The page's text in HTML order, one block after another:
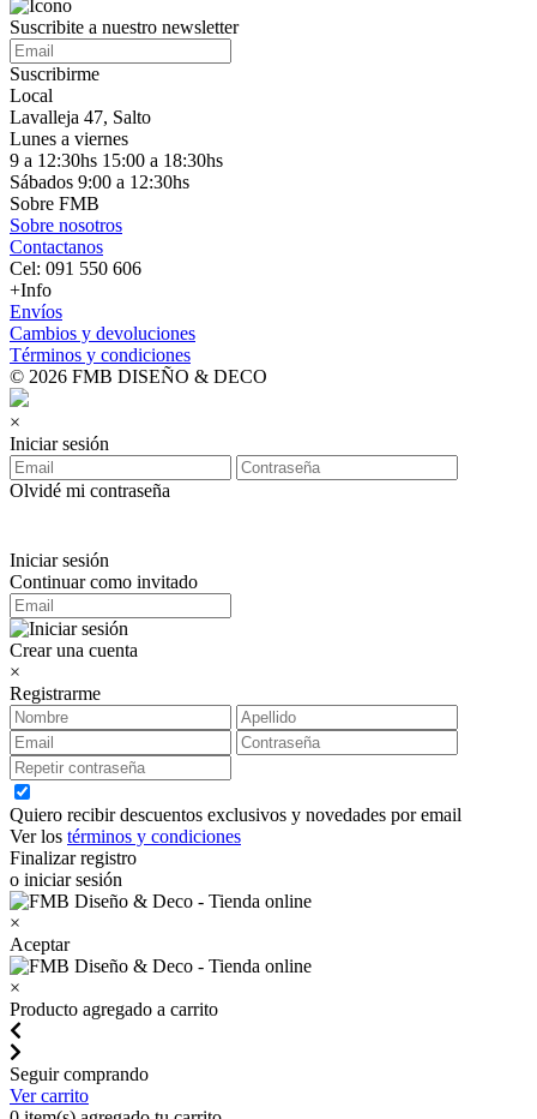
Suscribite a nuestro newsletter
Suscribirme
Local
Lavalleja 47, Salto
Lunes a viernes
9 a 12:30hs 15:00 a 18:30hs
Sábados 9:00 a 12:30hs
Sobre FMB
Sobre nosotros
Contactanos
Cel: 091 550 606
+Info
Envíos
Cambios y devoluciones
Términos y condiciones
© 2026 FMB DISEÑO & DECO
×
Iniciar sesión
Olvidé mi contraseña
Iniciar sesión
Continuar como invitado
Crear una cuenta
×
Registrarme
Quiero recibir descuentos exclusivos y novedades por email
Ver los términos y condiciones
Finalizar registro
o iniciar sesión
×
Aceptar
×
Producto agregado a carrito
Seguir comprando
Ver carrito